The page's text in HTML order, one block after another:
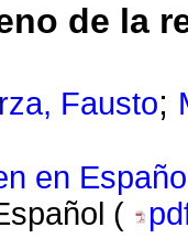
de la
Fausto;
en
(